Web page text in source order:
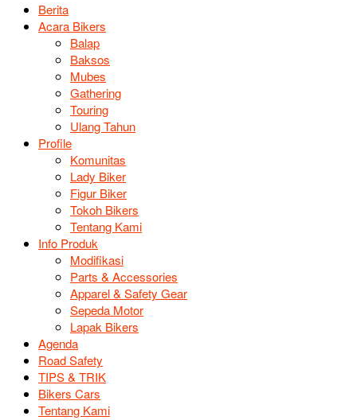
Berita
Acara Bikers
Balap
Baksos
Mubes
Gathering
Touring
Ulang Tahun
Profile
Komunitas
Lady Biker
Figur Biker
Tokoh Bikers
Tentang Kami
Info Produk
Modifikasi
Parts & Accessories
Apparel & Safety Gear
Sepeda Motor
Lapak Bikers
Agenda
Road Safety
TIPS & TRIK
Bikers Cars
Tentang Kami